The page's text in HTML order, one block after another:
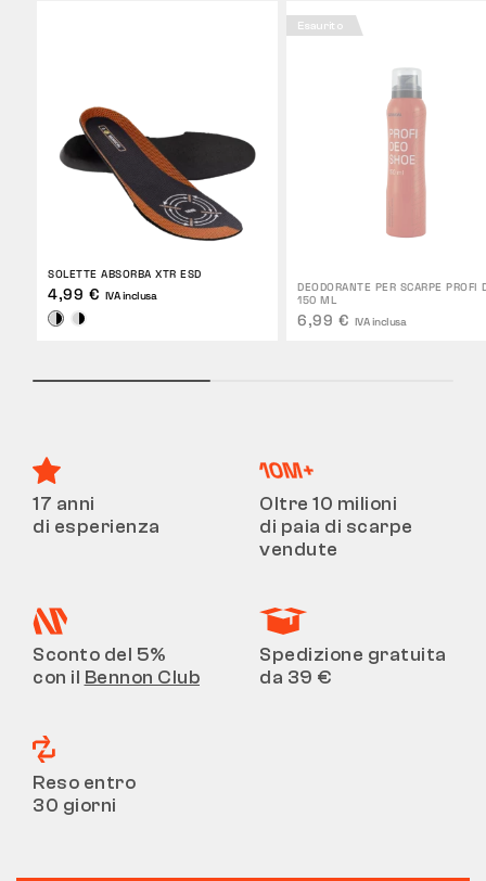
SOLETTE ABSORBA XTR ESD
4,99 € IVA inclusa
Esaurito
DEODORANTE PER SCARPE PROFI
150 ML
6,99 € IVA inclusa
17 anni
di esperienza
Oltre 10 milioni
di paia di scarpe
vendute
Sconto del 5%
con il Bennon Club
Spedizione gratuita
da 39 €
Reso entro
30 giorni